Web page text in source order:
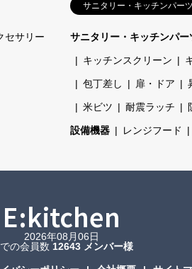
セサリー
サニタリー・キッチンパーツ
サニタリー・キッチンパー
キッチンスクリーン
包丁差し 扉・ドア
米ビツ 耐震ラッチ
設備機器 レンジフード
E:kitchen
2026年08月06日
の会員数 12643 メンバー様